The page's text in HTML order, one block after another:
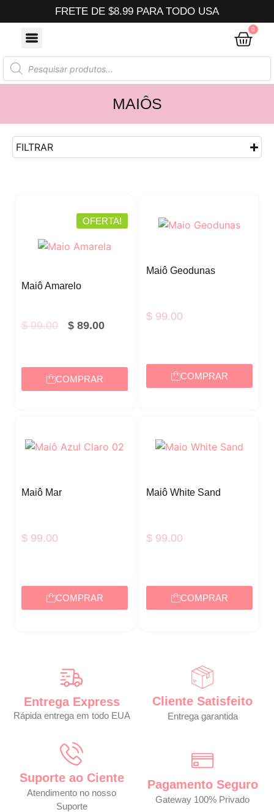
FRETE DE $8.99 PARA TODO USA
0
MAIÔS
FILTRAR
OFERTA!
Maiô Amarelo
$99.00 $ 89.00
COMPRAR
Maiô Geodunas
$ 99.00
COMPRAR
Maiô Mar
$ 99.00
COMPRAR
Maiô White Sand
$ 99.00
COMPRAR
Entrega Express
Rápida entrega em todo EUA
Cliente Satisfeito
Entrega garantida
Suporte ao Ciente
Atendimento no nosso
Suporte
Pagamento Seguro
Gateway 100% Privado